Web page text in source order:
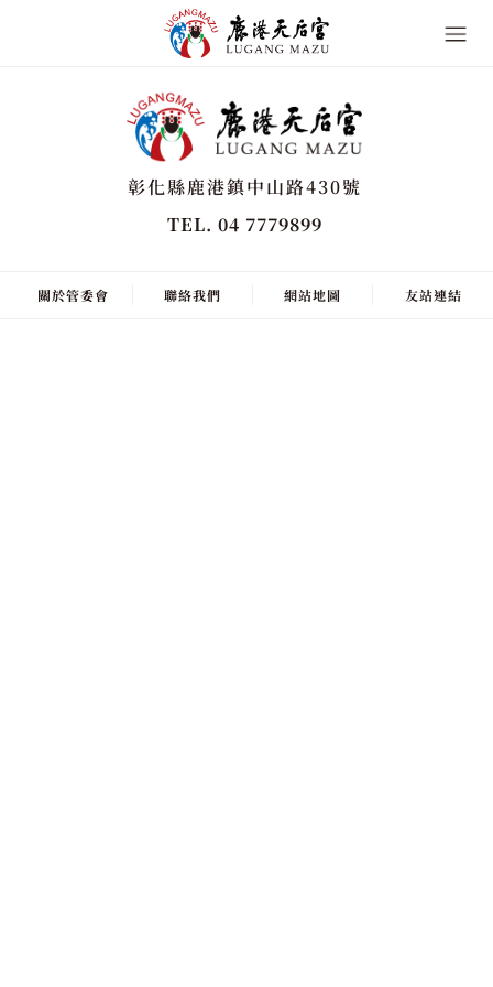
彰化縣鹿港鎮中山路430號
TEL. 04 7779899
關於管委會 聯絡我們 網站地圖 友站連結